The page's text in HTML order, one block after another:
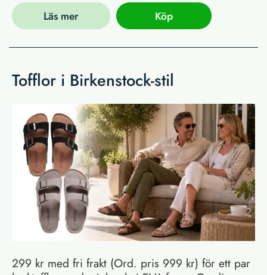
Läs mer Köp
Tofflor i Birkenstock-stil
299 kr med fri frakt (Ord. pris 999 kr) för ett par